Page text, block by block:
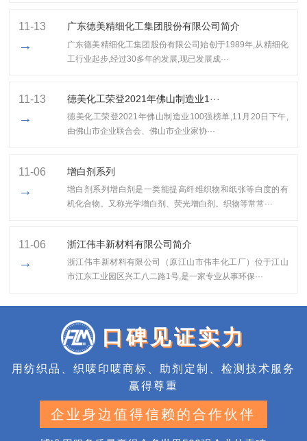
11-13
→
广东德美精细化工集团股份有限公司简介
广东德美精细化工集团股份有限公司始创于1989年,从精细化
工行业起步,经过30多年的发展,现已发展成···
11-13
→
​德美化工荣登2021年佛山制造业1···
​德美化工荣登2021年佛山制造业100强榜单,11月20日下午,
由佛山市企业联合会、佛山市企业家协···
11-06
→
增白剂系列
增白剂系列增白剂是一类能提高纤维织物和纸张等白度的有
机化合物。又称光学增白剂、荧光增白剂。织物等常常···
11-06
→
浙江伟丰新材料有限公司简介
浙江伟丰新材料有限公司（原江山市伟丰化工厂）位于江山
市江东工业园区兴工八二路1号,是一家专业从事环保···
口碑见证实力
用纺织品、织唛印唛商标、助剂定制、检测技术服务
赢得尊重
企业身边值得信赖的合作伙伴